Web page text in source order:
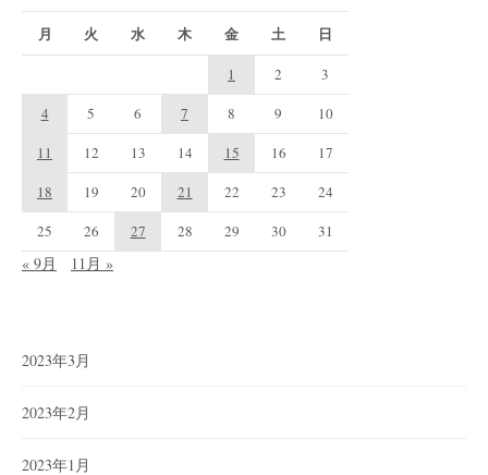
月 火 水 木 金 土 日
1 2
3
4
5 6 7 8 9
10
11
12 13 14 15 16
17
18
19 20 21 22 23
24
25
26 27 28 29 30 31
« 9月 11月 »
2023年3月
2023年2月
2023年1月